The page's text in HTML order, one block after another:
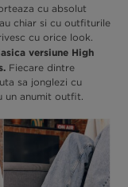
cu absolut
chiar si cu outfiturile
cu orice look.
versiune High
Fiecare dintre
sa jonglezi cu
un anumit outfit.